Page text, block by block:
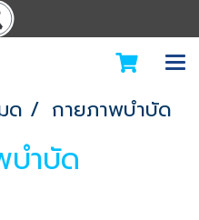
ด กายภาพบำบัด
บำบัด